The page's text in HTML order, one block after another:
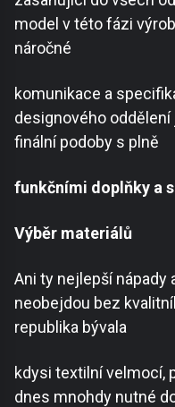
model v této fázi
náročné
komunikace a
designového
finální podoby s plně
funkčními doplňky a
Výběr materiálů
Ani ty nejlepší nápady
neobejdou bez
republika bývala
kdysi textilní velmocí,
dnes mnohdy nutné